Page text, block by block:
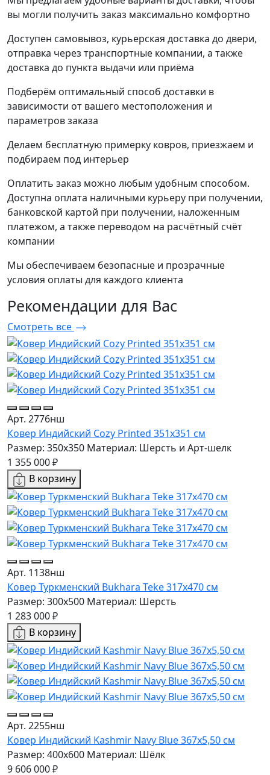
вы могли получить заказ максимально комфортно
Доступен самовывоз, курьерская доставка до двери,
отправка через транспортные компании, а также
доставка до пункта выдачи или приёма
Подберём оптимальный способ доставки в
зависимости от вашего местоположения и
параметров заказа
Делаем бесплатную примерку ковров, приезжаем и
подбираем под интерьер
Оплатить заказ можно любым удобным способом.
Доступна оплата наличными курьеру при получении,
банковской картой при получении, наложенным
платежом, а также переводом на расчётный счёт
компании
Мы обеспечиваем безопасные и прозрачные
условия оплаты для каждого клиента
Рекомендации для Вас
Смотреть все
Арт. 2776нш
Ковер Индийский Cozy Printed 351x351 см
Размер: 350x350 Материал: Шерсть и Арт-шелк
1 355 000 ₽
В корзину
Арт. 1138нш
Ковер Туркменский Bukhara Teke 317x470 см
Размер: 300x500 Материал: Шерсть
1 283 000 ₽
В корзину
Арт. 2255нш
Ковер Индийский Kashmir Navy Blue 367x5,50 см
Размер: 400x600 Материал: Шёлк
9 606 000 ₽